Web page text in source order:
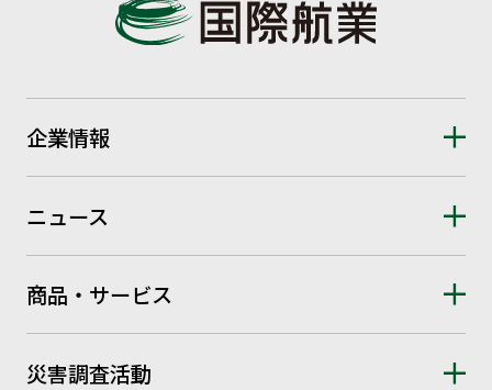
企業情報
ニュース
商品・サービス
災害調査活動